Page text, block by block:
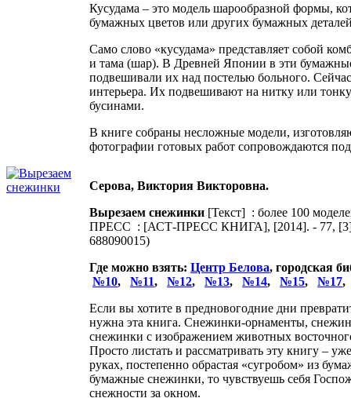
Кусудама – это модель шарообразной формы,
бумажных цветов или других бумажных
Само слово «кусудама» представляет собой
и тама (шар). В Древней Японии в эти
подвешивали их над постелью больного.
интерьера. Их подвешивают на нитку или
бусинами.
В книге собраны несложные модели,
фотографии готовых работ сопровождаются
Серова, Виктория Викторовна.
Вырезаем снежинки [Текст] : более 100
ПРЕСС : [АСТ-ПРЕСС КНИГА], [2014]. - 77, [3]
688090015)
Где можно взять: Центр Белова, городская
№10, №11, №12, №13, №14, №15, №17
Если вы хотите в предновогодние дни
нужна эта книга. Снежинки-орнаменты,
снежинки с изображением животных
Просто листать и рассматривать эту книгу –
руках, постепенно обрастая «сугробом» из
бумажные снежинки, то чувствуешь себя
снежности за окном.